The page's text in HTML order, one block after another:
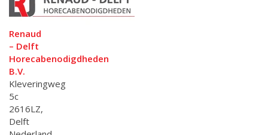
Renaud
– Delft
Horecabenodigdheden
B.V.
Kleveringweg
5c
2616LZ,
Delft